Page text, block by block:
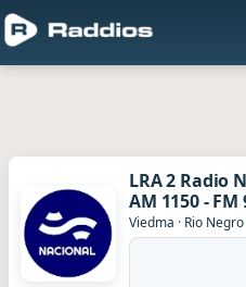
LRA 2 Radio
AM 1150 - FM
Viedma · Rio Negro